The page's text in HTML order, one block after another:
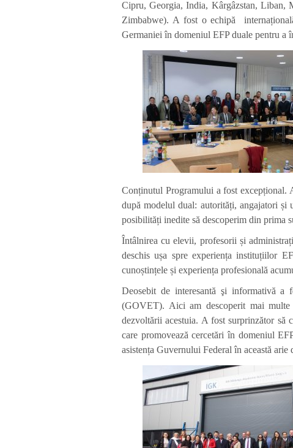
Cipru, Georgia, India, Kârgâzstan, Liban,
Zimbabwe). A fost o echipă
Germaniei în domeniul EFP duale pentru a
Conținutul Programului a fost excepțional.
după modelul dual: autorități, angajatori și
posibilități inedite să descoperim din prima
Întâlnirea cu elevii, profesorii și
deschis ușa spre experiența instituțiilor
cunoștințele și experiența profesională
Deosebit de interesantă şi informativă a
(GOVET). Aici am descoperit mai multe
dezvoltării acestuia. A fost surprinzător să
care promovează cercetări în domeniul
asistența Guvernului Federal în această arie